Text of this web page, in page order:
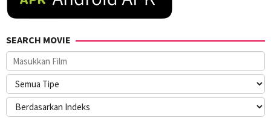
SEARCH MOVIE